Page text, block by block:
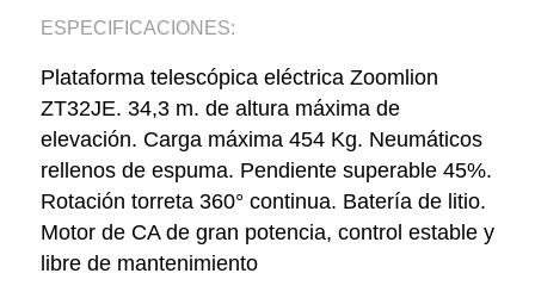
ESPECIFICACIONES:
Plataforma telescópica eléctrica Zoomlion
ZT32JE. 34,3 m. de altura máxima de
elevación. Carga máxima 454 Kg. Neumáticos
rellenos de espuma. Pendiente superable 45%.
Rotación torreta 360° continua. Batería de litio.
Motor de CA de gran potencia, control estable y
libre de mantenimiento